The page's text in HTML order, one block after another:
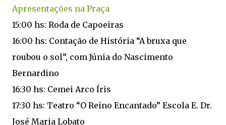
Apresentações na Praça
15:00 hs: Roda de Capoeiras
16:00 hs: Contação de História “A bruxa que
roubou o sol”, com Júnia do Nascimento
Bernardino
16:30 hs: Cemei Arco Íris
17:30 hs: Teatro “O Reino Encantado” Escola E. Dr.
José Maria Lobato